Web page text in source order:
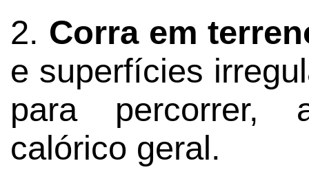
2. Corra em
e superfícies
para percorrer,
calórico geral.